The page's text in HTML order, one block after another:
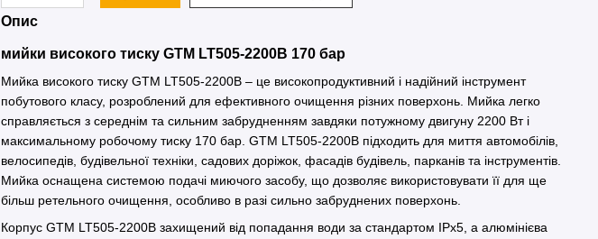
Опис
мийки високого тиску GTM LT505-2200B 170 бар
Мийка високого тиску GTM LT505-2200B – це високопродуктивний і надійний інструмент
побутового класу, розроблений для ефективного очищення різних поверхонь. Мийка легко
справляється з середнім та сильним забрудненням завдяки потужному двигуну 2200 Вт і
максимальному робочому тиску 170 бар. GTM LT505-2200B підходить для миття автомобілів,
велосипедів, будівельної техніки, садових доріжок, фасадів будівель, парканів та інструментів.
Мийка оснащена системою подачі миючого засобу, що дозволяє використовувати її для ще
більш ретельного очищення, особливо в разі сильно забруднених поверхонь.
Корпус GTM LT505-2200B захищений від попадання води за стандартом IPx5, а алюмінієва